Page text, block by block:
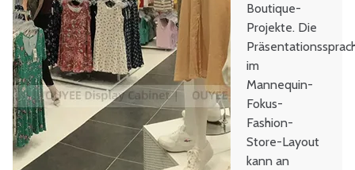
Boutique-
Projekte. Die
im
Mannequin-
Fokus-
Fashion-
Store-Layout
kann an